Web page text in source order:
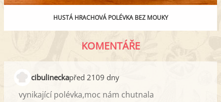
HUSTÁ HRACHOVÁ POLÉVKA BEZ MOUKY
KOMENTÁŘE
cibulineckapřed 2109 dny
vynikající polévka,moc nám chutnala